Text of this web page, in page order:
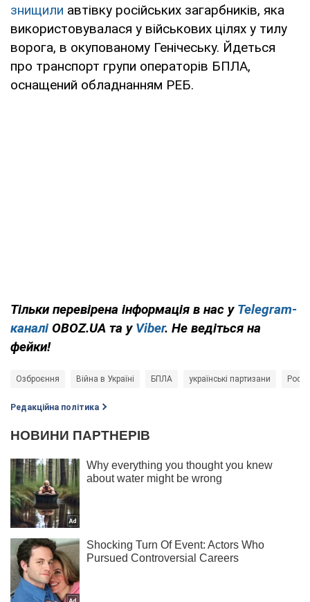
знищили автівку російських загарбників, яка
використовувалася у військових цілях у тилу
ворога, в окупованому Генічеську. Йдеться
про транспорт групи операторів БПЛА,
оснащений обладнанням РЕБ.
Тільки перевірена інформація в нас у Telegram-
каналі OBOZ.UA та у Viber. Не ведіться на
фейки!
Озброєння Війна в Україні БПЛА українські партизани
Редакційна політика